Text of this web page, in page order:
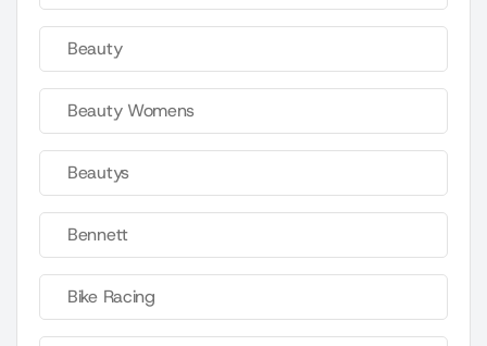
Beauty
Beauty Womens
Beautys
Bennett
Bike Racing